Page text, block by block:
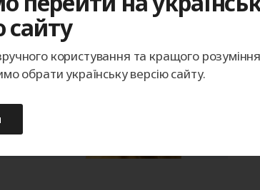
сайту
користування та кращого
обрати українську версію сайту.